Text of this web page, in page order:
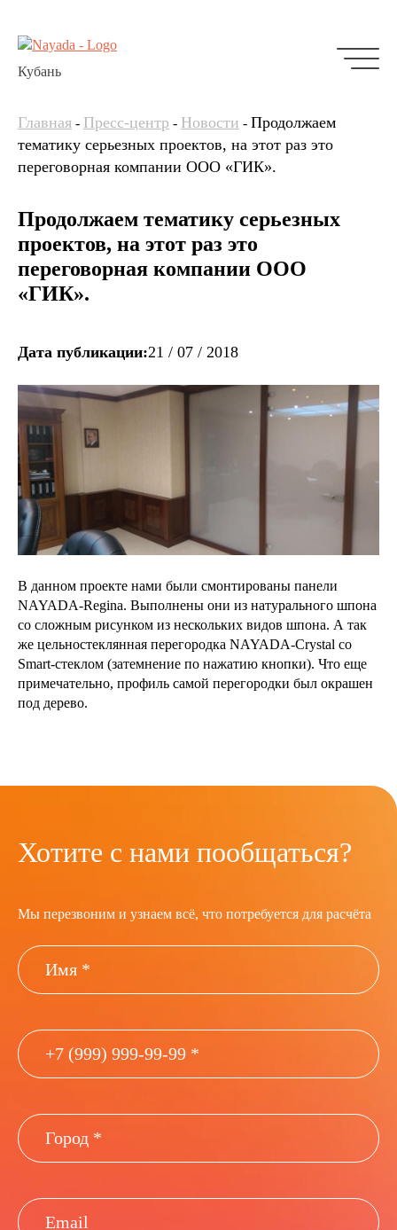
Кубань
Главная - Пресс-центр - Новости - Продолжаем
тематику серьезных проектов, на этот раз это
переговорная компании ООО «ГИК».
Продолжаем тематику серьезных
проектов, на этот раз это
переговорная компании ООО
«ГИК».
Дата публикации:21 / 07 / 2018
В данном проекте нами были смонтированы панели
NAYADA-Regina. Выполнены они из натурального шпона
со сложным рисунком из нескольких видов шпона. А так
же цельностеклянная перегородка NAYADA-Crystal со
Smart-стеклом (затемнение по нажатию кнопки). Что еще
примечательно, профиль самой перегородки был окрашен
под дерево.
Хотите с нами пообщаться?
Мы перезвоним и узнаем всё, что потребуется для расчёта